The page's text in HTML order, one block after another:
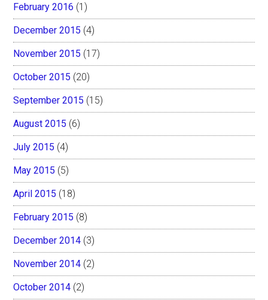
February 2016 (1)
December 2015 (4)
November 2015 (17)
October 2015 (20)
September 2015 (15)
August 2015 (6)
July 2015 (4)
May 2015 (5)
April 2015 (18)
February 2015 (8)
December 2014 (3)
November 2014 (2)
October 2014 (2)